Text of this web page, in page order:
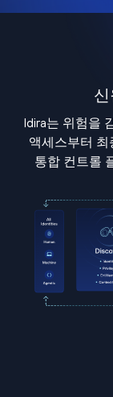
Idira는 위험을
액세스부터
통합 컨트롤